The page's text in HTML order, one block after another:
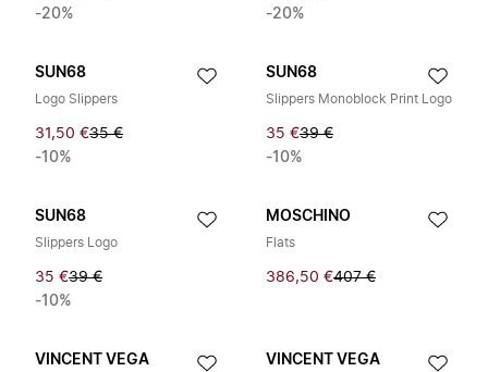
-20%
-20%
SUN68
Logo Slippers
31,50 €35 €
-10%
SUN68
Slippers Monoblock Print Logo
35 €39 €
-10%
SUN68
Slippers Logo
35 €39 €
-10%
MOSCHINO
Flats
386,50 €407 €
VINCENT VEGA VINCENT VEGA